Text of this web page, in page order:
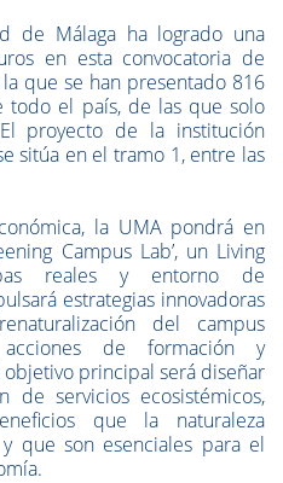
de Málaga ha logrado una
en esta convocatoria de
que se han presentado 816
todo el país, de las que solo
proyecto de la institución
sitúa en el tramo 1, entre las
la UMA pondrá en
Campus Lab’, un Living
reales y entorno de
estrategias innovadoras
del campus
de formación y
principal será diseñar
de servicios ecosistémicos,
que la naturaleza
que son esenciales para el